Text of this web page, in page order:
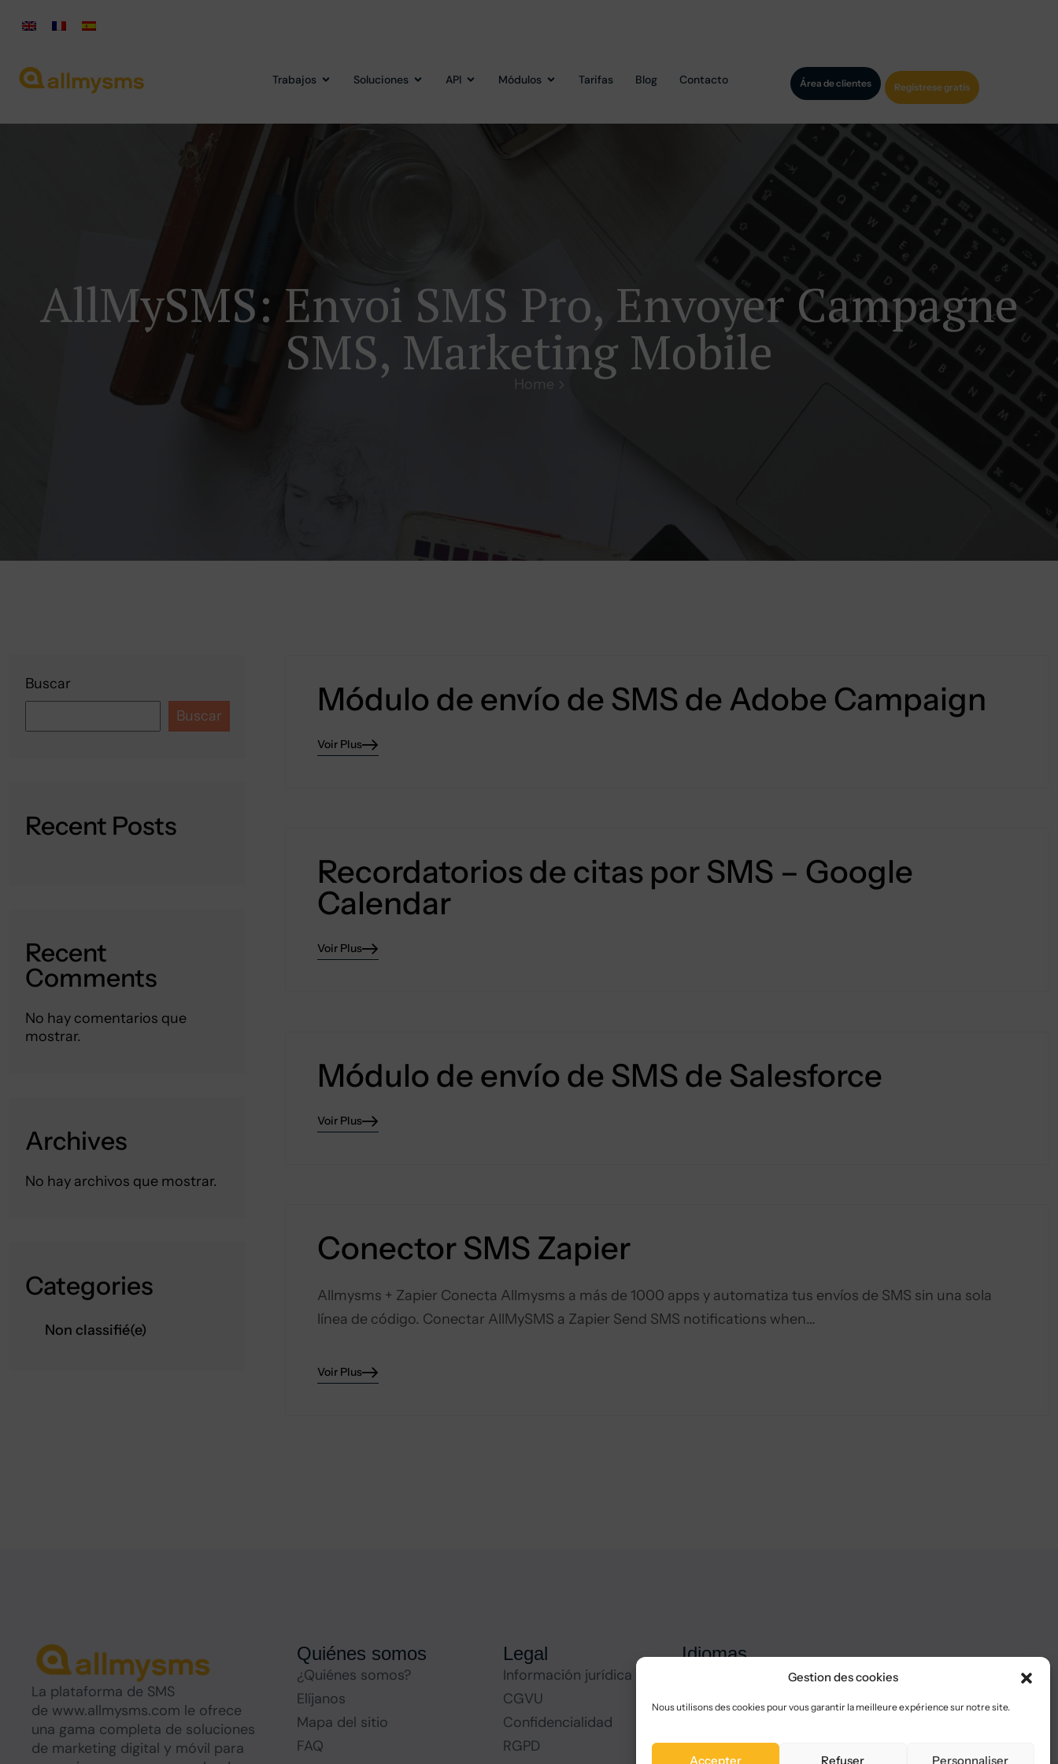
Gestion des cookies
Nous utilisons des cookies pour vous garantir la meilleure expérience sur notre site.
Accepter Refuser Personnaliser
Trabajos Soluciones API Módulos Tarifas Blog Contacto Área de clientes Regístrese gratis
AllMySMS: Envoi SMS Pro, Envoyer Campagne
SMS, Marketing Mobile
Home
Buscar
Buscar
Recent Posts
Recent
Comments
No hay comentarios que
mostrar.
Archives
No hay archivos que mostrar.
Categories
Non classifié(e)
Módulo de envío de SMS de Adobe Campaign
Voir Plus
Recordatorios de citas por SMS – Google
Calendar
Voir Plus
Módulo de envío de SMS de Salesforce
Voir Plus
Conector SMS Zapier
Allmysms + Zapier Conecta Allmysms a más de 1000 apps y automatiza tus envíos de SMS sin una sola
línea de código. Conectar AllMySMS a Zapier Send SMS notifications when…
Voir Plus
La plataforma de SMS
de www.allmysms.com le ofrece
una gama completa de soluciones
de marketing digital y móvil para
Quiénes somos
¿Quiénes somos?
Elíjanos
Mapa del sitio
FAQ
Legal
Información jurídica
CGVU
Confidencialidad
RGPD
Idiomas